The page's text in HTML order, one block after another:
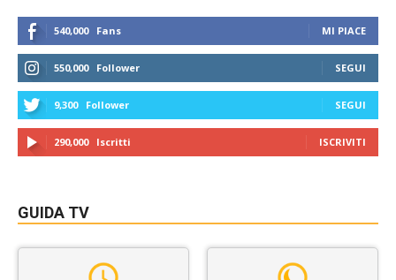
540,000 Fans MI PIACE
550,000 Follower SEGUI
9,300 Follower SEGUI
290,000 Iscritti ISCRIVITI
GUIDA TV